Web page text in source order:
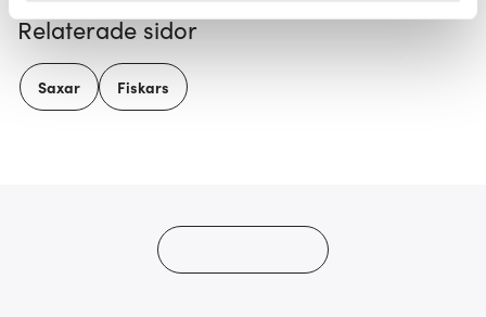
Vi använder cookies för att innehållet och annonserna
ska anpassas efter det som vi tror att du tycker om. Det
gör också att vi kan analysera vår trafik och göra
Relaterade sidor
Saxar Fiskars